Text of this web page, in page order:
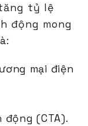
tỷ lệ
động mong
mại điện
(CTA).